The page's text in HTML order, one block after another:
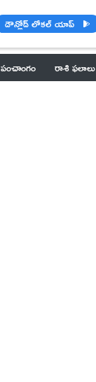
డౌన్లోడ్ లోకల్ యాప్
పంచాంగం రాశి ఫలాలు